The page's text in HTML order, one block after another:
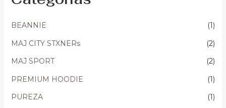
BEANNIE
(1)
MAJ CITY STXNERs
(2)
MAJ SPORT
(2)
PREMIUM HOODIE
(1)
PUREZA
(1)